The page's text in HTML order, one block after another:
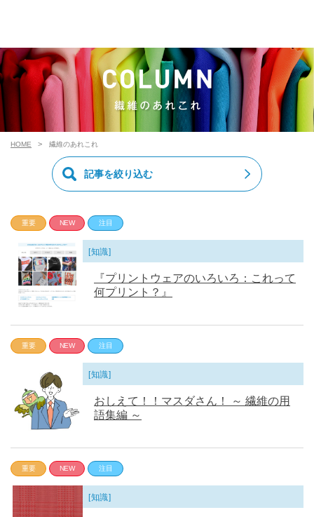
HOME 繊維のあれこれ
記事を絞り込む
重要 NEW 注目
[知識]
『プリントウェアのいろいろ：これって
何プリント？』
重要 NEW 注目
[知識]
おしえて！！マスダさん！ ～ 繊維の用
語集編 ～
重要 NEW 注目
[知識]